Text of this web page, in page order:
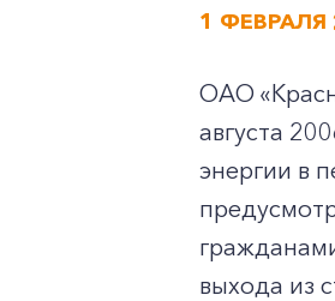
1 ФЕВРАЛЯ
ОАО
августа
энергии в
выхода из